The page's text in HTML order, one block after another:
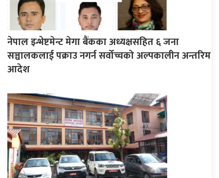
नेपाल इन्भेष्टमेन्ट मेगा बैंकका अध्यक्षसहित ६ जना
सञ्चालकलाई पक्राउ नगर्न सर्वोच्चको अल्पकालीन अन्तरिम
आदेश